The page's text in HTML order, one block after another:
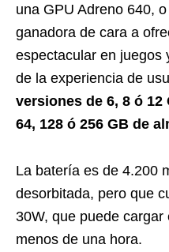
una GPU Adreno 640,
ganadora de cara a
espectacular en juegos
de la experiencia de
versiones de 6, 8 ó 12
64, 128 ó 256 GB de
La batería es de 4.200
desorbitada, pero que
30W, que puede
menos de una hora.